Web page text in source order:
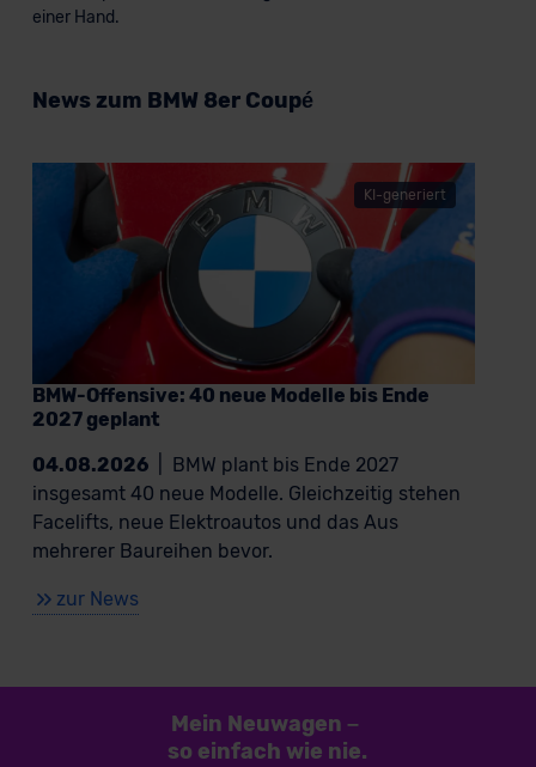
einer Hand.
News zum BMW 8er Coupé
KI-generiert
BMW-Offensive: 40 neue Modelle bis Ende
2027 geplant
04.08.2026
BMW plant bis Ende 2027
insgesamt 40 neue Modelle. Gleichzeitig stehen
Facelifts, neue Elektroautos und das Aus
mehrerer Baureihen bevor.
zur News
Mein Neuwagen –
so einfach wie nie.